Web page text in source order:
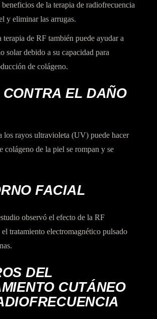
de la terapia de radiofrecuencia
y eliminar las arrugas.
terapia de RF también puede ayudar a
solar debido a su capacidad para
de colágeno.
EL DAÑO
los rayos ultravioleta (UV) puede hacer
colágeno de la piel se rompan y se
FACIAL
observó el efecto de la RF
tratamiento electromagnético pulsado
DEL
CUTÁNEO